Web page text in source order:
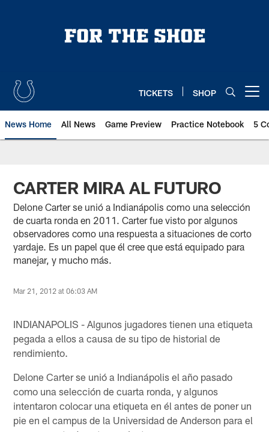
TICKETS SHOP
News Home All News Game Preview Practice Notebook 5
CARTER MIRA AL FUTURO
Delone Carter se unió a Indianápolis como una selección
de cuarta ronda en 2011. Carter fue visto por algunos
observadores como una respuesta a situaciones de corto
yardaje. Es un papel que él cree que está equipado para
manejar, y mucho más.
Mar 21, 2012 at 06:03 AM
INDIANAPOLIS - Algunos jugadores tienen una etiqueta
pegada a ellos a causa de su tipo de historial de
rendimiento.
Delone Carter se unió a Indianápolis el año pasado
como una selección de cuarta ronda, y algunos
intentaron colocar una etiqueta en él antes de poner un
pie en el campus de la Universidad de Anderson para el